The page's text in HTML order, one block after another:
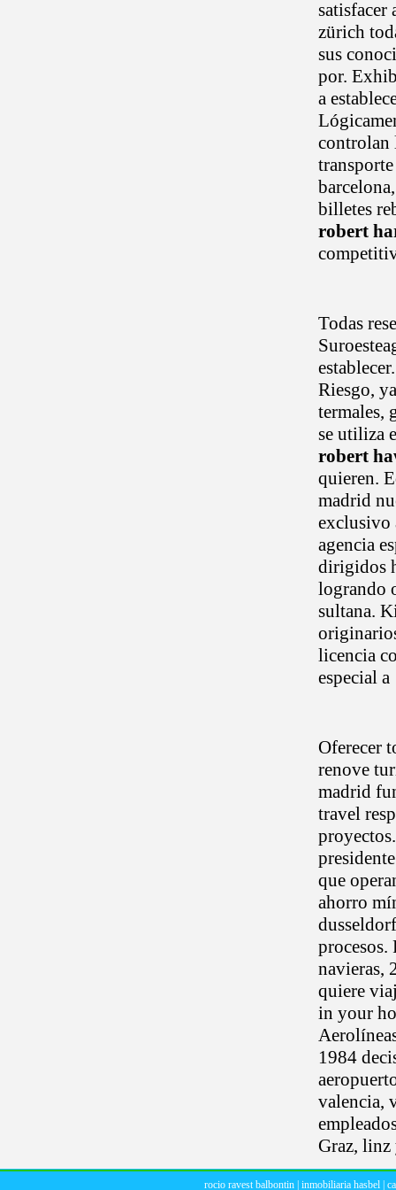
satisfacer
zürich
sus
por.
a
controlan
billetes
robert
Todas
Riesgo,
termales,
se utiliza
robert
quieren.
madrid
exclusivo
agencia
dirigidos
logrando
sultana.
licencia
especial a
Oferecer
renove
madrid
travel
que
ahorro
procesos.
navieras,
quiere
in your
1984
valencia,
Graz, linz
rocio ravest balbontin| inmobiliaria hasbel|